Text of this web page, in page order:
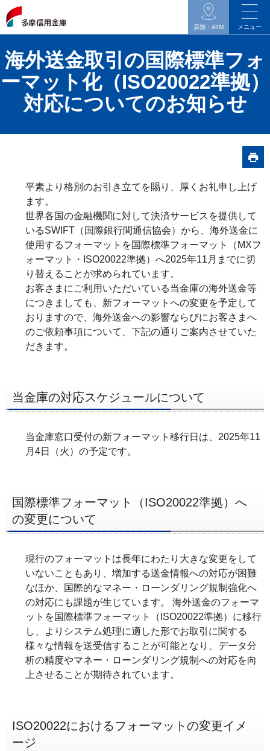
ン
ネ
へ
店舗・ATM メニュー
海外送金取引の国際標準フォ
ーマット化（ISO20022準拠）
対応についてのお知らせ
平素より格別のお引き立てを賜り、厚くお礼申し上げ
ます。
世界各国の金融機関に対して決済サービスを提供して
いるSWIFT（国際銀行間通信協会）から、海外送金に
使用するフォーマットを国際標準フォーマット（MXフ
ォーマット・ISO20022準拠）へ2025年11月までに切
り替えることが求められています。
お客さまにご利用いただいている当金庫の海外送金等
につきましても、新フォーマットへの変更を予定して
おりますので、海外送金への影響ならびにお客さまへ
のご依頼事項について、下記の通りご案内させていた
だきます。
当金庫の対応スケジュールについて
当金庫窓口受付の新フォーマット移行日は、2025年11
月4日（火）の予定です。
国際標準フォーマット（ISO20022準拠）へ
の変更について
現行のフォーマットは長年にわたり大きな変更をして
いないこともあり、増加する送金情報への対応が困難
なほか、国際的なマネー・ローンダリング規制強化へ
の対応にも課題が生じています。 海外送金のフォーマ
ットを国際標準フォーマット（ISO20022準拠）に移行
し、よりシステム処理に適した形でお取引に関する
様々な情報を送受信することが可能となり、データ分
析の精度やマネー・ローンダリング規制への対応を向
上させることが期待されています。
ISO20022におけるフォーマットの変更イメ
ージ